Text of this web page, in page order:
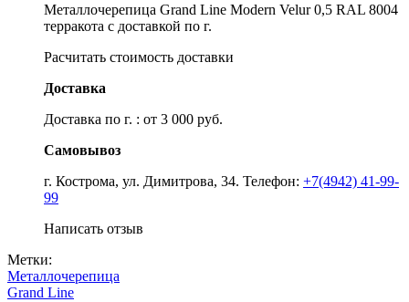
Металлочерепица Grand Line Modern Velur 0,5 RAL 8004
терракота с доставкой по г.
Расчитать стоимость доставки
Доставка
Доставка по г. : от 3 000 руб.
Самовывоз
г. Кострома, ул. Димитрова, 34. Телефон: +7(4942) 41-99-
99
Написать отзыв
Метки:
Металлочерепица
Grand Line